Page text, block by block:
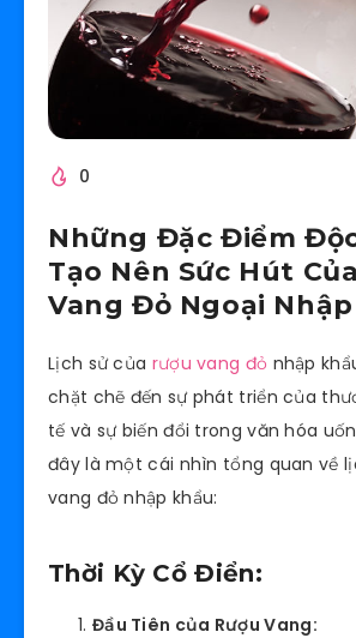
0
Những Đặc Điểm
Tạo Nên Sức Hút
Vang Đỏ Ngoại Nhập
Lịch sử của rượu vang đỏ nhập
chặt chẽ đến sự phát triển của
tế và sự biến đổi trong văn hóa
đây là một cái nhìn tổng quan về
vang đỏ nhập khẩu:
Thời Kỳ Cổ Điển:
Đầu Tiên của Rượu Vang: